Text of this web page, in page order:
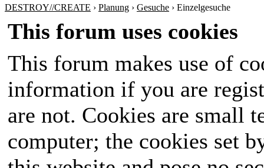
wie die
Sicherheitspolitik
werden sich nichts
Amt im Land wird in
ausgetragen, das
die Wähler mit seinen
DESTROY//CREATE › Planung › Gesuche › Einzelgesuche
This forum uses cookies
This forum makes use of
information if you are
are not. Cookies are small
computer; the cookies set